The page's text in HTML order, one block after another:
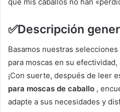
✅Descripción
Basamos nuestras
para moscas en su
¡Con suerte, después de leer
para moscas de caballo ,
adapte a sus necesidades y